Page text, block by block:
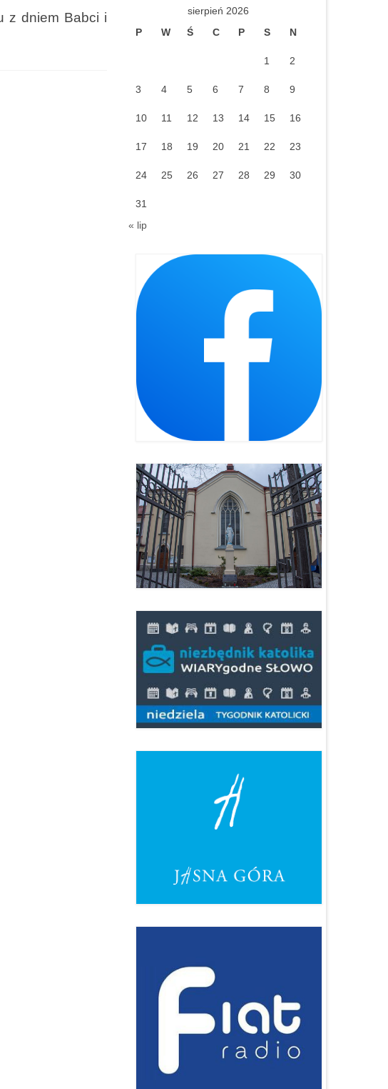
z dniem Babci i
sierpień 2026
P
W Ś C P S N
1 2
3 4 5 6 7 8 9
10 11 12 13 14 15 16
17 18 19 20 21 22 23
24 25 26 27 28 29 30
31
« lip